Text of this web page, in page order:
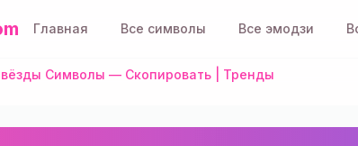
Главная Все символы Все эмодзи
Символы — Скопировать | Тренды